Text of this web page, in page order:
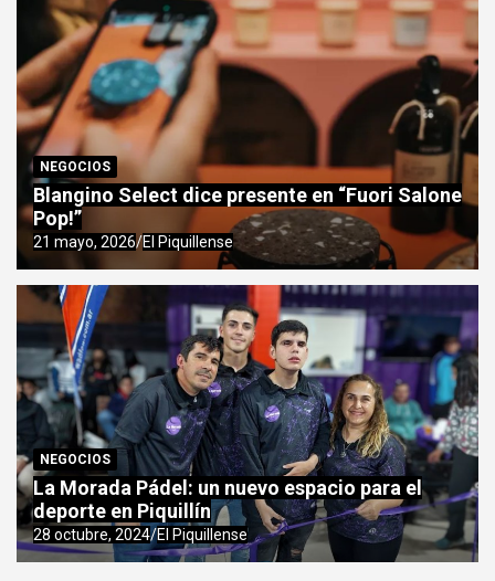
NEGOCIOS
Blangino Select dice presente en “Fuori Salone
Pop!”
21 mayo, 2026 El Piquillense
NEGOCIOS
La Morada Pádel: un nuevo espacio para el
deporte en Piquillín
28 octubre, 2024 El Piquillense